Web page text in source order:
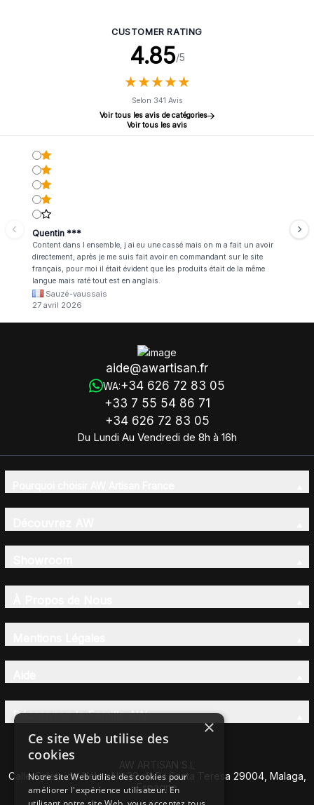
CUSTOMER RATING
4.85/5
★★★★★
★★★★★
Selon 341 Avis
Voir tous les avis de catégories
Voir tous les avis
Quentin ***
Content dans l ensemble, j ai eu une cassé mais on m a fait un avoir
directement, après je me suis fait avoir en commandant sur le site
français, pour moi il était évident que les produits était de la même
langue mais raté tout est en anglais.
Sauzé-vaussais
27 avril 2026
aide@awartisan.fr
WA:+34 626 72 83 05
+33 7 55 54 86 71
+34 626 72 83 05
Du Lundi Au Vendredi de 8h à 16h
Découvrez la Famille AW
AW ARTISAN S.L
Calle Caleta de Vélez Nº 39-41 P.I Santa Teresa 29004, Malaga,
Espagne
×
Ce site Web utilise des
cookies
Notre site Web utilise des cookies pour
améliorer l'expérience utilisateur. En